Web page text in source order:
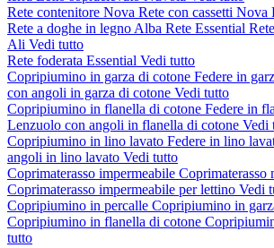
Rete contenitore Nova Rete con cassetti Nova
Rete a doghe in legno Alba Rete Essential
Ali Vedi tutto
Rete foderata Essential Vedi tutto
Copripiumino in garza di cotone Federe in
con angoli in garza di cotone Vedi tutto
Copripiumino in flanella di cotone Federe in
Lenzuolo con angoli in flanella di cotone Vedi
Copripiumino in lino lavato Federe in lino
angoli in lino lavato Vedi tutto
Coprimaterasso impermeabile Coprimaterasso
Coprimaterasso impermeabile per lettino Vedi
Copripiumino in percalle Copripiumino in
Copripiumino in flanella di cotone
tutto